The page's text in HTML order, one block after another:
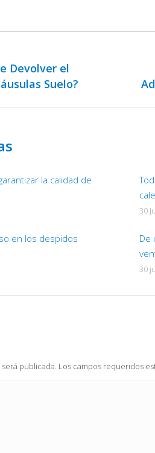
Facebook
X
Devolver el
Suelo?
la calidad de
30
en los despidos
De
30
publicada. Los campos requeridos